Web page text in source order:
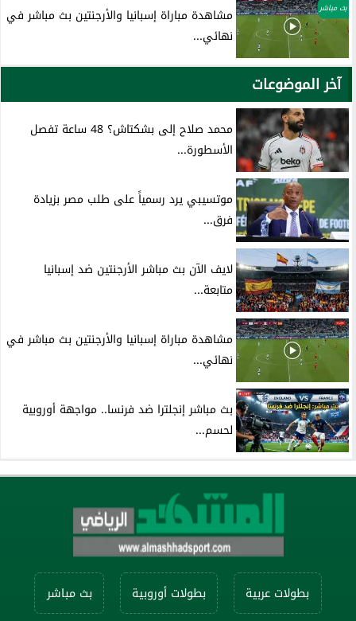
بث مباشر
مشاهدة مباراة إسبانيا والأرجنتين بث مباشر في
نهائي...
آخر الموضوعات
محمد صلاح إلى بشكتاش؟ 48 ساعة تفصل
الأسطورة...
موتسيبي يرد رسمياً على طلب مصر بزيادة
فرق...
لايف الآن بث مباشر الأرجنتين ضد إسبانيا
متابعة...
مشاهدة مباراة إسبانيا والأرجنتين بث مباشر في
نهائي...
بث مباشر إنجلترا ضد فرنسا.. مواجهة أوروبية
لحسم...
بطولات عربية بطولات أوروبية بث مباشر